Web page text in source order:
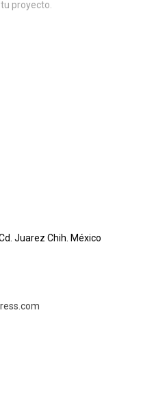
proyecto.
Juarez Chih. México